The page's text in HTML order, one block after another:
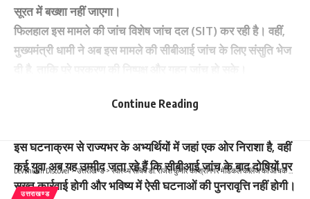
सूरत में बख्शा नहीं जाएगा।
फिलहाल इस मामले की जांच विशेष जांच दल (SIT) कर रही है। वहीं,
मुख्यमंत्री धामी ने अब इस मामले की सीबीआई जांच के लिए संसुति भेज
प्राथमिकता है, इसलिए जब तक जांच पूरी नहीं हो जाती, नई परीक्षा तिथि
इस घटनाक्रम से राज्यभर के अभ्यर्थियों में जहां एक ओर निराशा है, वहीं
कई युवा अब यह उम्मीद जता रहे हैं कि सीबीआई जांच के बाद दोषियों पर
सख्त कार्रवाई होगी और भविष्य में ऐसी घटनाओं की पुनरावृत्ति नहीं होगी।
Continue Reading
Devbhumi Discover>उत्तराखण्ड>स्वास्थ्य सचिव डॉ. राजेश कुमार का श्रीनगर मेडिकल कॉलेज का औचक निरीक्षण, मरीजों को बेहतर सेवाएं देने के निर्देश
उत्तराखण्ड